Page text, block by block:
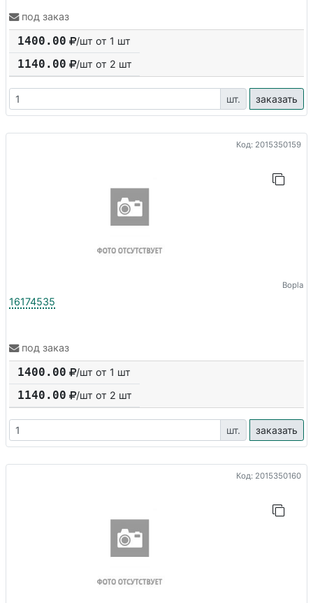
под заказ
1400.00 /шт от 1 шт
1140.00 /шт от 2 шт
шт. заказать
Код: 2015350159
Bopla
16174535
под заказ
1400.00 /шт от 1 шт
1140.00 /шт от 2 шт
шт. заказать
Код: 2015350160